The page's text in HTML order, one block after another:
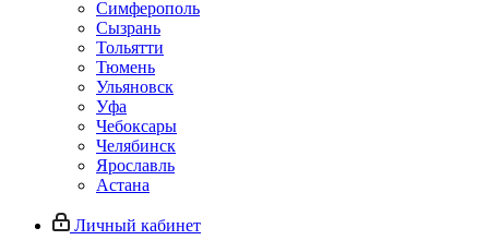
Симферополь
Сызрань
Тольятти
Тюмень
Ульяновск
Уфа
Чебоксары
Челябинск
Ярославль
Астана
Личный кабинет